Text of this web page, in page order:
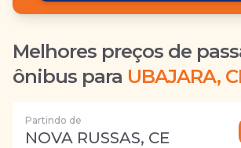
Melhores preços de
ônibus para UBAJARA,
Partindo de
NOVA RUSSAS, CE